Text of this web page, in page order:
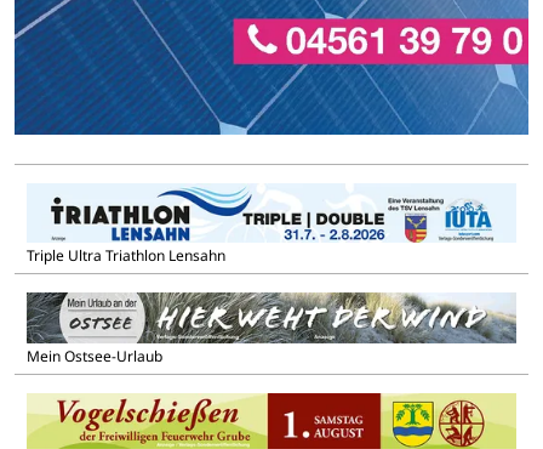
Triple Ultra Triathlon Lensahn
Mein Ostsee-Urlaub